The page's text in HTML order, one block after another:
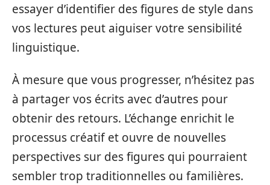
essayer d’identifier des figures de style dans
vos lectures peut aiguiser votre sensibilité
linguistique.
À mesure que vous progresser, n’hésitez pas
à partager vos écrits avec d’autres pour
obtenir des retours. L’échange enrichit le
processus créatif et ouvre de nouvelles
perspectives sur des figures qui pourraient
sembler trop traditionnelles ou familières.